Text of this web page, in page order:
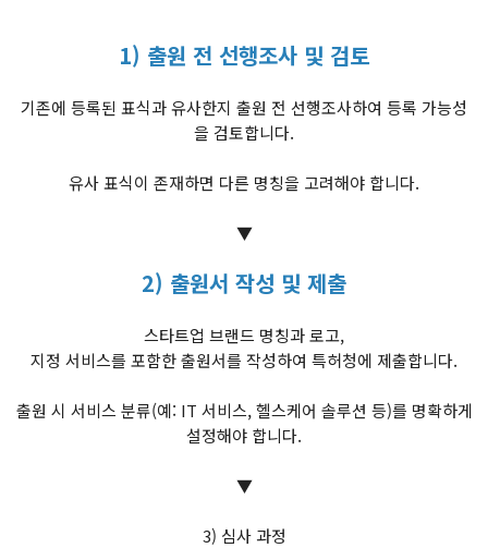
1) 출원 전 선행조사 및 검토
기존에 등록된 표식과 유사한지 출원 전 선행조사하여 등록 가능성
을 검토합니다.
유사 표식이 존재하면 다른 명칭을 고려해야 합니다.
▼
2) 출원서 작성 및 제출
스타트업 브랜드 명칭과 로고,
지정 서비스를 포함한 출원서를 작성하여 특허청에 제출합니다.
출원 시 서비스 분류(예: IT 서비스, 헬스케어 솔루션 등)를 명확하게
설정해야 합니다.
▼
3) 심사 과정